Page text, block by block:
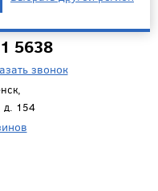
5638
звонок
д. 154